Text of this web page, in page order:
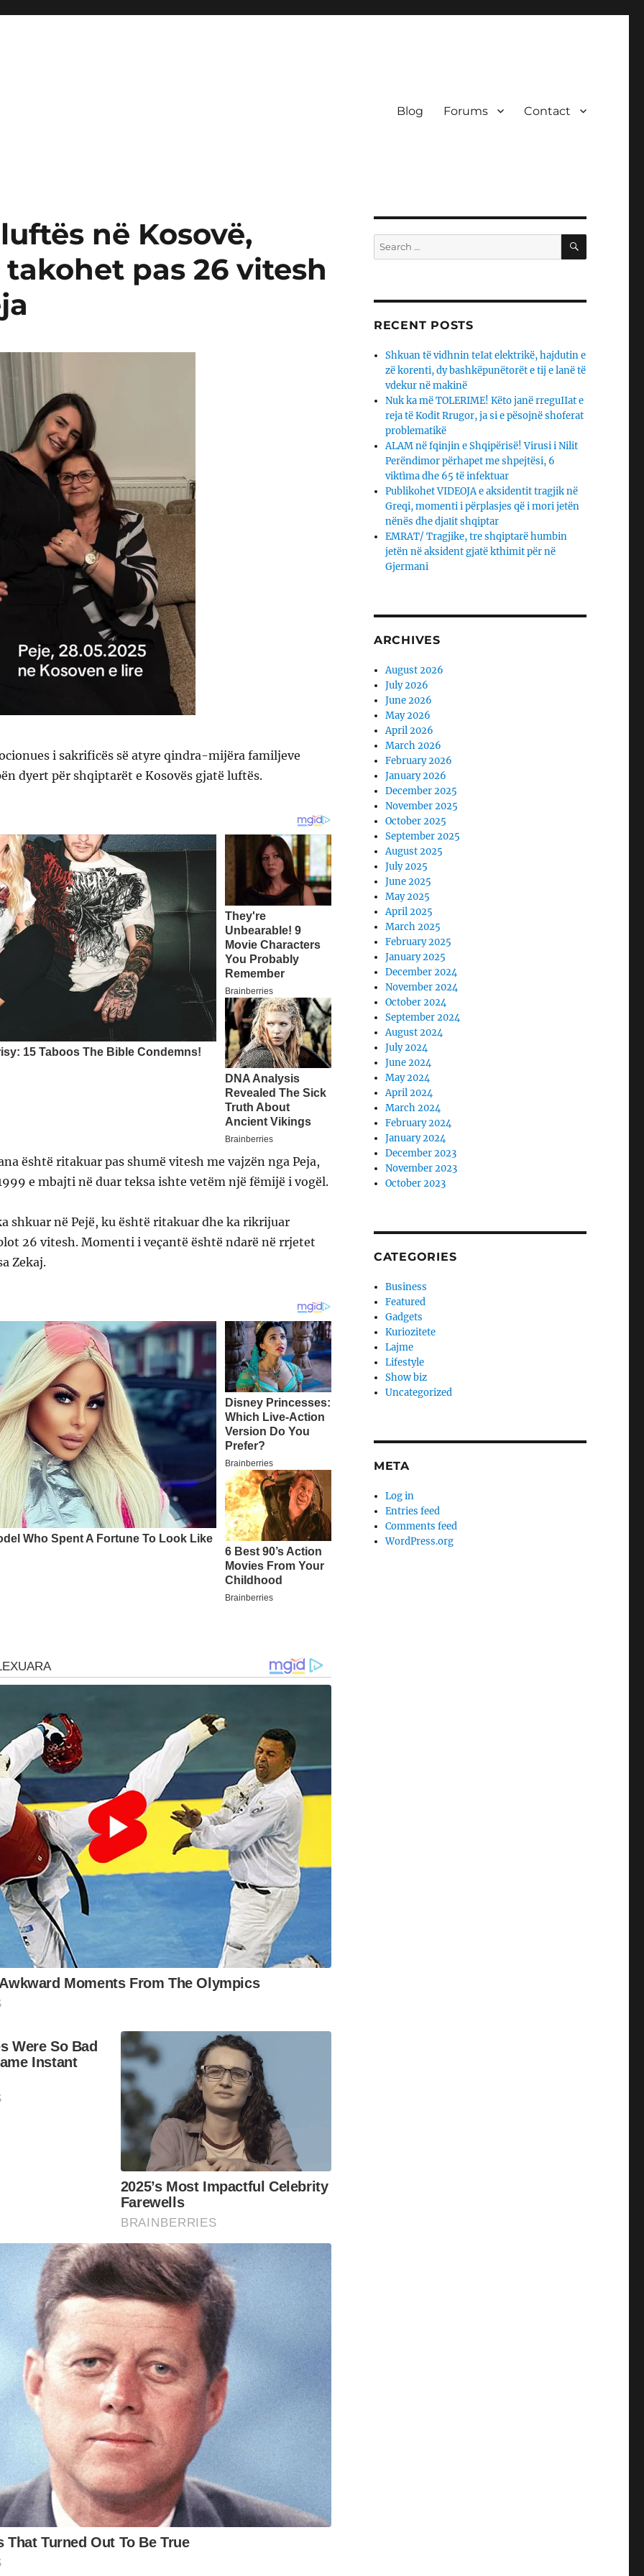
Blog Forums Contact
në Kosovë,
pas 26 vitesh
i sakrificës së atyre qindra-mijëra familjeve
dyert për shqiptarët e Kosovës gjatë luftës.
është ritakuar pas shumë vitesh me vajzën nga Peja,
e mbajti në duar teksa ishte vetëm një fëmijë i vogël.
shkuar në Pejë, ku është ritakuar dhe ka rikrijuar
26 vitesh. Momenti i veçantë është ndarë në rrjetet
Zekaj.
Search
for:
SEARCH
RECENT POSTS
Shkuan të vidhnin teIat elektrikë, hajdutin e
zë korenti, dy bashkëpunëtorët e tij e lanë të
vdekur në makinë
Nuk ka më TOLERIME! Këto janë rreguIIat e
reja të Kodit Rrugor, ja si e pësojnë shoferat
problematikë
ALAM në fqinjin e Shqipërisë! Virusi i Nilit
Perëndimor përhapet me shpejtësi, 6
viktìma dhe 65 të infektuar
Publikohet VIDEOJA e aksidentit tragjik në
Greqi, momenti i përplasjes që i mori jetën
nënës dhe djaΙit shqiptar
EMRAT/ Tragjike, tre shqiptarë humbin
jetën në aksident gjatë kthimit për në
Gjermani
ARCHIVES
August 2026
July 2026
June 2026
May 2026
April 2026
March 2026
February 2026
January 2026
December 2025
November 2025
October 2025
September 2025
August 2025
July 2025
June 2025
May 2025
April 2025
March 2025
February 2025
January 2025
December 2024
November 2024
October 2024
September 2024
August 2024
July 2024
June 2024
May 2024
April 2024
March 2024
February 2024
January 2024
December 2023
November 2023
October 2023
CATEGORIES
Business
Featured
Gadgets
Kuriozitete
Lajme
Lifestyle
Show biz
Uncategorized
META
Log in
Entries feed
Comments feed
WordPress.org